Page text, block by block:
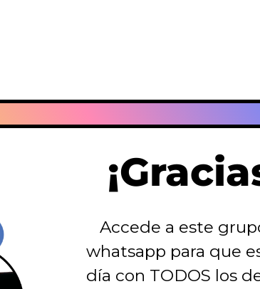
Accede a este
whatsapp para que
día con TODOS los